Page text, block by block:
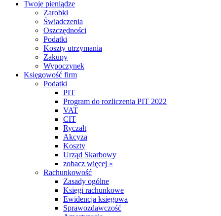
Twoje pieniądze
Zarobki
Świadczenia
Oszczędności
Podatki
Koszty utrzymania
Zakupy
Wypoczynek
Księgowość firm
Podatki
PIT
Program do rozliczenia PIT 2022
VAT
CIT
Ryczałt
Akcyza
Koszty
Urząd Skarbowy
zobacz więcej »
Rachunkowość
Zasady ogólne
Księgi rachunkowe
Ewidencja księgowa
Sprawozdawczość